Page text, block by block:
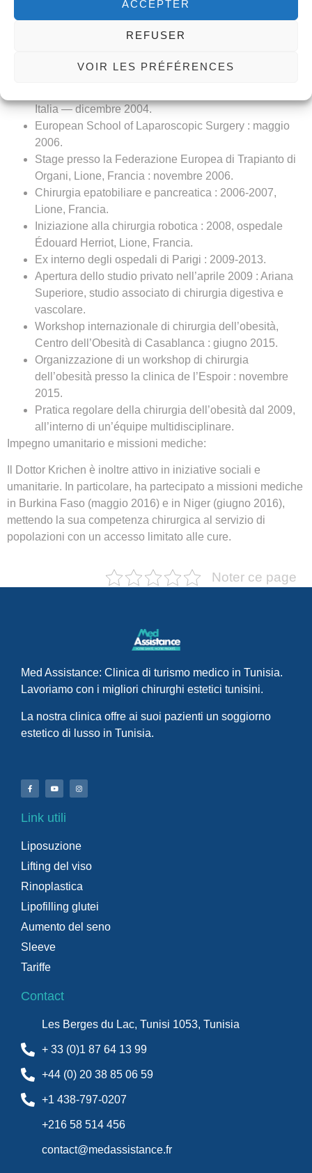
ACCEPTER
REFUSER
VOIR LES PRÉFÉRENCES
ospedale Charles Nicolle di Tunisi.
Chirurgo senior, reparto di chirurgia A, ospedale
Italia — dicembre 2004.
European School of Laparoscopic Surgery : maggio
2006.
Stage presso la Federazione Europea di Trapianto di
Organi, Lione, Francia : novembre 2006.
Chirurgia epatobiliare e pancreatica : 2006-2007,
Lione, Francia.
Iniziazione alla chirurgia robotica : 2008, ospedale
Édouard Herriot, Lione, Francia.
Ex interno degli ospedali di Parigi : 2009-2013.
Apertura dello studio privato nell’aprile 2009 : Ariana
Superiore, studio associato di chirurgia digestiva e
vascolare.
Workshop internazionale di chirurgia dell’obesità,
Centro dell’Obesità di Casablanca : giugno 2015.
Organizzazione di un workshop di chirurgia
dell’obesità presso la clinica de l’Espoir : novembre
2015.
Pratica regolare della chirurgia dell’obesità dal 2009,
all’interno di un’équipe multidisciplinare.
Impegno umanitario e missioni mediche:
Il Dottor Krichen è inoltre attivo in iniziative sociali e
umanitarie. In particolare, ha partecipato a missioni mediche
in Burkina Faso (maggio 2016) e in Niger (giugno 2016),
mettendo la sua competenza chirurgica al servizio di
popolazioni con un accesso limitato alle cure.
Noter ce page
Med Assistance: Clinica di turismo medico in Tunisia.
Lavoriamo con i migliori chirurghi estetici tunisini.
La nostra clinica offre ai suoi pazienti un soggiorno
estetico di lusso in Tunisia.
Link utili
Liposuzione
Lifting del viso
Rinoplastica
Lipofilling glutei
Aumento del seno
Sleeve
Tariffe
Contact
Les Berges du Lac, Tunisi 1053, Tunisia
+ 33 (0)1 87 64 13 99
+44 (0) 20 38 85 06 59
+1 438-797-0207
+216 58 514 456
contact@medassistance.fr